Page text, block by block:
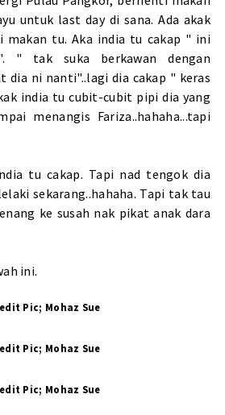
untuk last day di sana. Ada akak
makan tu. Aka india tu cakap " ini
" tak suka berkawan dengan
dia ni nanti"..lagi dia cakap " keras
india tu cubit-cubit pipi dia yang
menangis Fariza..hahaha...tapi
tu cakap. Tapi nad tengok dia
sekarang..hahaha. Tapi tak tau
ke susah nak pikat anak dara
ini.
Pic; Mohaz Sue
Pic; Mohaz Sue
Pic; Mohaz Sue